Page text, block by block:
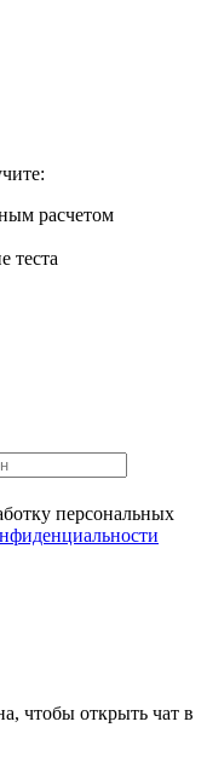
расчетом
теста
персональных
чтобы открыть чат в